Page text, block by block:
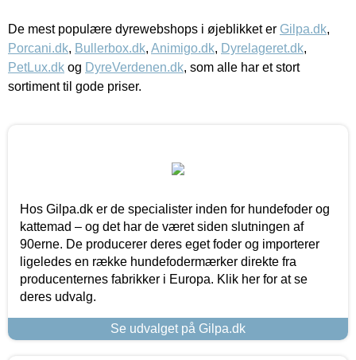
De mest populære dyrewebshops i øjeblikket er Gilpa.dk,
Porcani.dk, Bullerbox.dk, Animigo.dk, Dyrelageret.dk,
PetLux.dk og DyreVerdenen.dk, som alle har et stort
sortiment til gode priser.
Hos Gilpa.dk er de specialister inden for hundefoder og
kattemad – og det har de været siden slutningen af
90erne. De producerer deres eget foder og importerer
ligeledes en række hundefodermærker direkte fra
producenternes fabrikker i Europa. Klik her for at se
deres udvalg.
Se udvalget på Gilpa.dk